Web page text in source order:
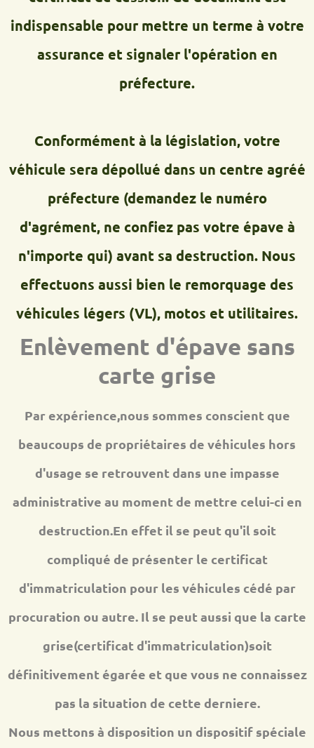
indispensable pour mettre un terme à votre
assurance et signaler l'opération en
préfecture.
Conformément à la législation, votre
véhicule sera dépollué dans un centre agréé
préfecture (demandez le numéro
d'agrément, ne confiez pas votre épave à
n'importe qui) avant sa destruction. Nous
effectuons aussi bien le remorquage des
véhicules légers (VL), motos et utilitaires.
Enlèvement d'épave sans
carte grise
Par expérience,nous sommes conscient que
beaucoups de propriétaires de véhicules hors
d'usage se retrouvent dans une impasse
administrative au moment de mettre celui-ci en
destruction.En effet il se peut qu'il soit
compliqué de présenter le certificat
d'immatriculation pour les véhicules cédé par
procuration ou autre. Il se peut aussi que la carte
grise(certificat d'immatriculation)soit
définitivement égarée et que vous ne connaissez
pas la situation de cette derniere.
Nous mettons à disposition un dispositif spéciale